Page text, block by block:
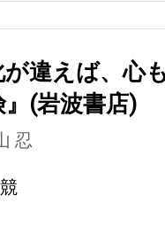
が違えば、心
』(岩波書店)
忍